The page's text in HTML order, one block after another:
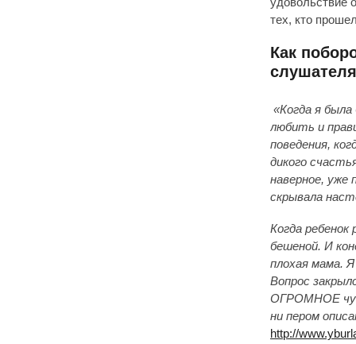
тех, кто
Как
«Когда я была
любить и
поведения,
дикого
наверное, уже
скрывала
Когда
бешеной. И
плохая мама.
Вопрос
ОГРОМНОЕ
ни пером
http://